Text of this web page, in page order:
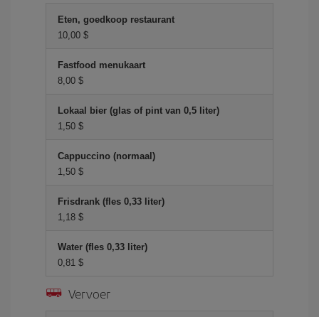
Eten, goedkoop restaurant
10,00 $
Fastfood menukaart
8,00 $
Lokaal bier (glas of pint van 0,5 liter)
1,50 $
Cappuccino (normaal)
1,50 $
Frisdrank (fles 0,33 liter)
1,18 $
Water (fles 0,33 liter)
0,81 $
Vervoer